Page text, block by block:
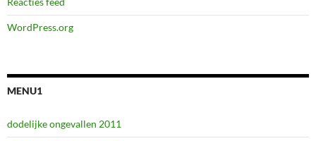
WordPress.org
MENU1
dodelijke ongevallen 2011